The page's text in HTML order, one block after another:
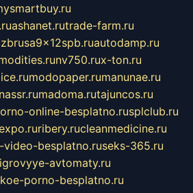
ashanet.rutrade-farm.ru
autodamp.ru
nv750.rux-ton.ru
modopaper.rumanunae.ru
madoma.rutajuncos.ru
online-besplatno.rusplclub.ru
ribery.rucleanmedicine.ru
video-besplatno.ruseks-365.ru
avtomaty.ru
porno-besplatno.ru